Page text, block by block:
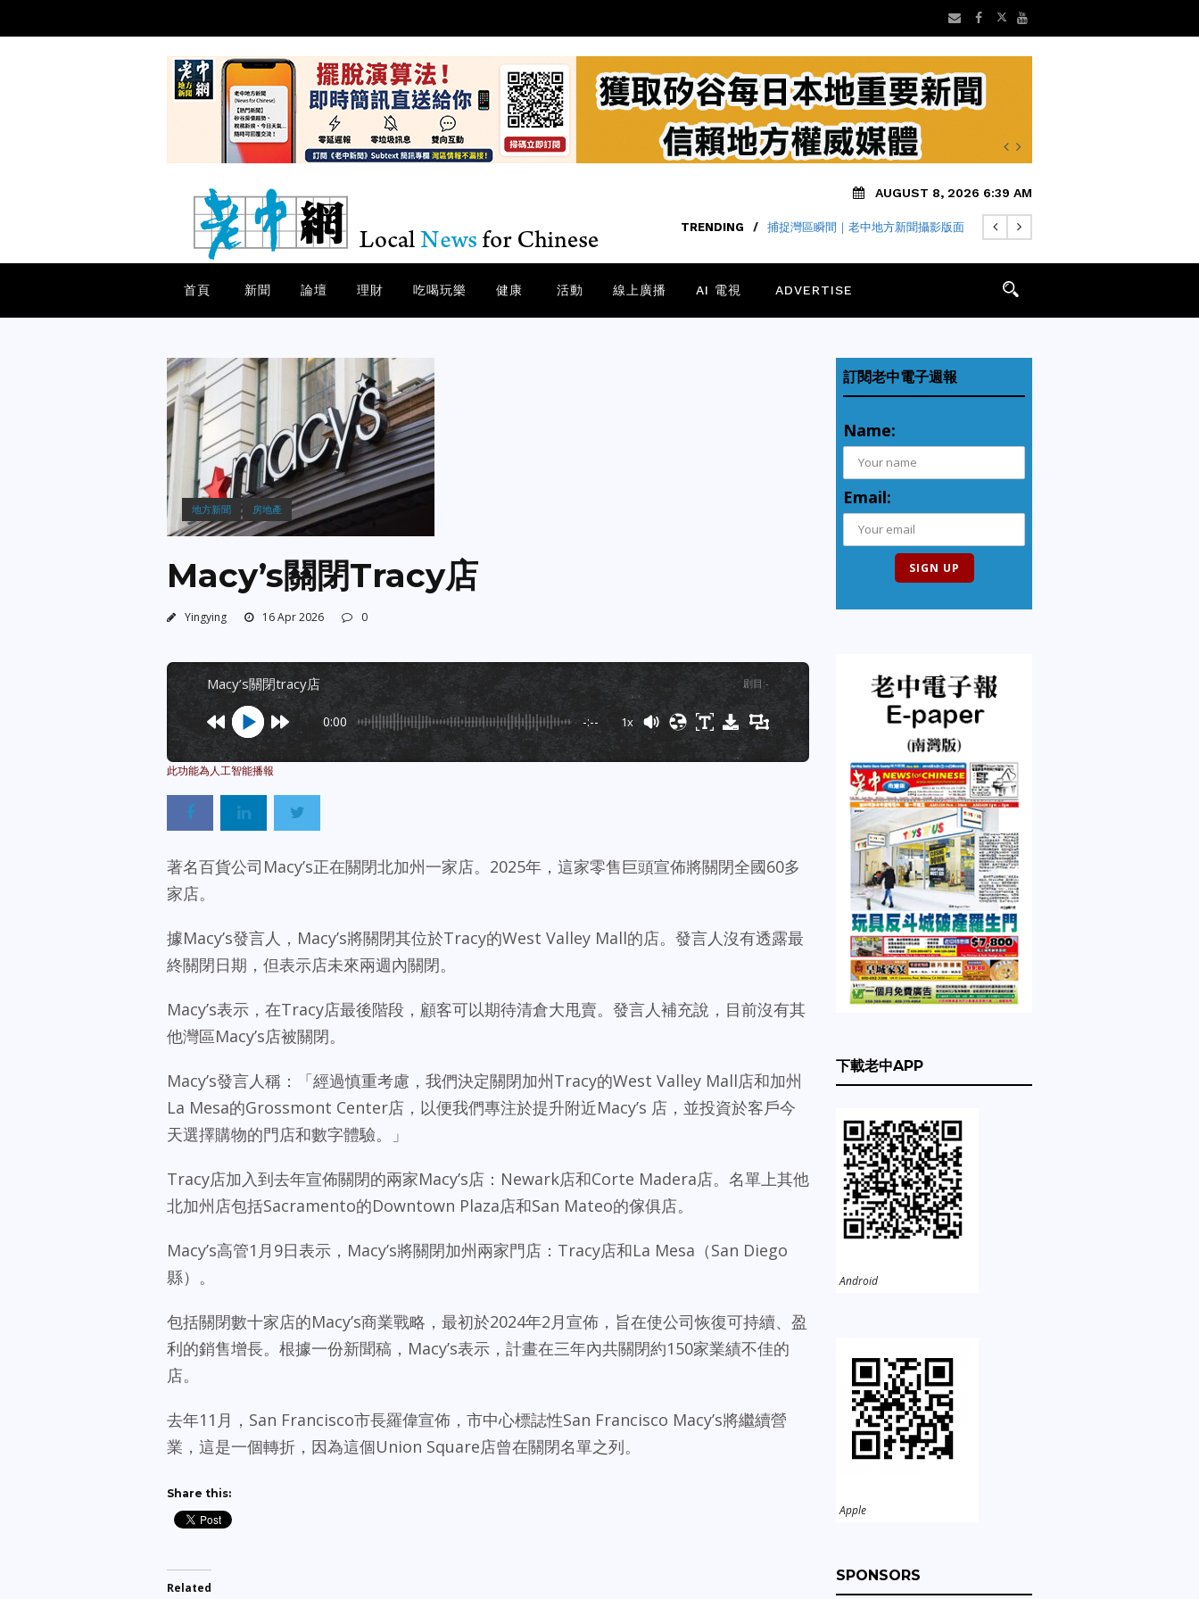
AUGUST 8, 2026 6:39 AM
TRENDING / 捕捉灣區瞬間｜老中地方新聞攝影版面
首頁 新聞 論壇 理財 吃喝玩樂 健康 活動 線上廣播 AI 電視 ADVERTISE
地方新聞 房地產
Macy’s關閉Tracy店
Yingying 16 Apr 2026 0
macy’s關閉tracy店 剧目 :-
0:00 -:-- 1x
Powered By
著名百貨公司Macy’s正在關閉北加州一家店。2025年，這家零售巨頭宣佈將關閉全國60多
家店。
據Macy’s發言人，Macy’s將關閉其位於Tracy的West Valley Mall的店。發言人沒有透露最
終關閉日期，但表示店未來兩週內關閉。
Macy’s表示，在Tracy店最後階段，顧客可以期待清倉大甩賣。發言人補充說，目前沒有其
他灣區Macy’s店被關閉。
Macy’s發言人稱：「經過慎重考慮，我們決定關閉加州Tracy的West Valley Mall店和加州
La Mesa的Grossmont Center店，以便我們專注於提升附近Macy’s 店，並投資於客戶今
天選擇購物的門店和數字體驗。」
Tracy店加入到去年宣佈關閉的兩家Macy’s店：Newark店和Corte Madera店。名單上其他
北加州店包括Sacramento的Downtown Plaza店和San Mateo的傢俱店。
Macy’s高管1月9日表示，Macy’s將關閉加州兩家門店：Tracy店和La Mesa（San Diego
縣）。
包括關閉數十家店的Macy’s商業戰略，最初於2024年2月宣佈，旨在使公司恢復可持續、盈
利的銷售增長。根據一份新聞稿，Macy’s表示，計畫在三年內共關閉約150家業績不佳的
店。
去年11月，San Francisco市長羅偉宣佈，市中心標誌性San Francisco Macy’s將繼續營
業，這是一個轉折，因為這個Union Square店曾在關閉名單之列。
Share this:
Related
訂閱老中電子週報
Name:
Email:
下載老中APP
Android
Apple
SPONSORS